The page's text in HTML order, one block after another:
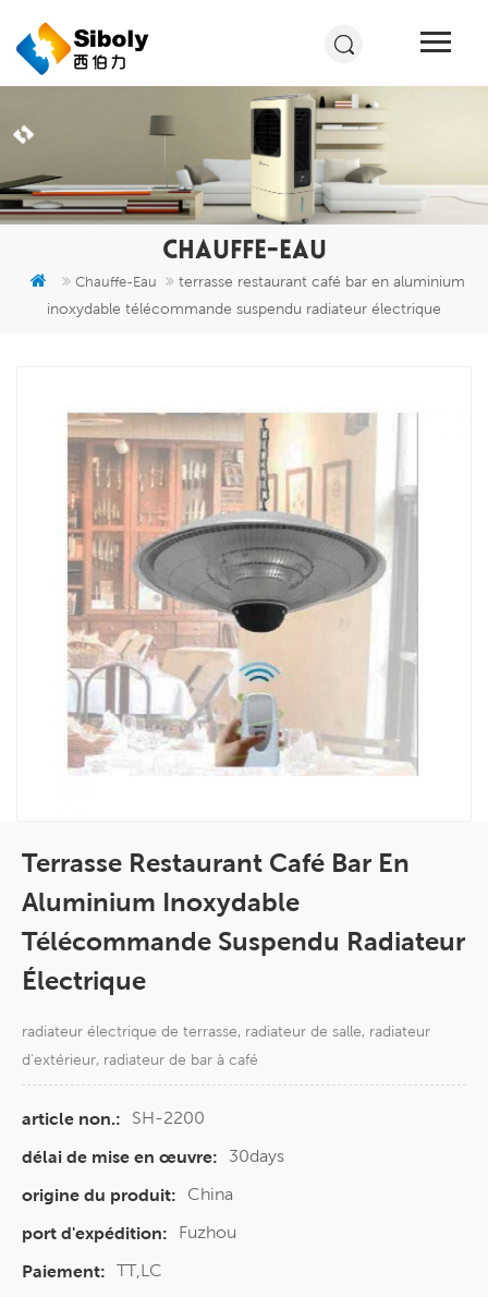
CHAUFFE-EAU
Chauffe-Eau
terrasse restaurant café bar en aluminium
inoxydable télécommande suspendu radiateur électrique
Terrasse Restaurant Café Bar En
Aluminium Inoxydable
Télécommande Suspendu Radiateur
Électrique
radiateur électrique de terrasse, radiateur de salle, radiateur
d'extérieur, radiateur de bar à café
article non.:
SH-2200
délai de mise en œuvre:
30days
origine du produit:
China
port d'expédition:
Fuzhou
Paiement: TT,LC